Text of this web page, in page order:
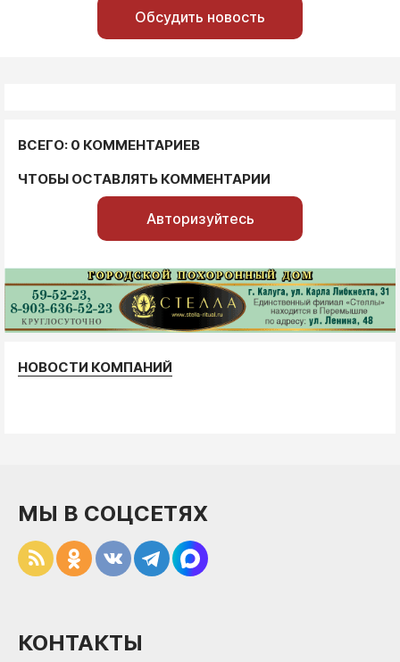
Обсудить новость
ВСЕГО: 0 КОММЕНТАРИЕВ
ЧТОБЫ ОСТАВЛЯТЬ КОММЕНТАРИИ
Авторизуйтесь
НОВОСТИ КОМПАНИЙ
МЫ В СОЦСЕТЯХ
КОНТАКТЫ